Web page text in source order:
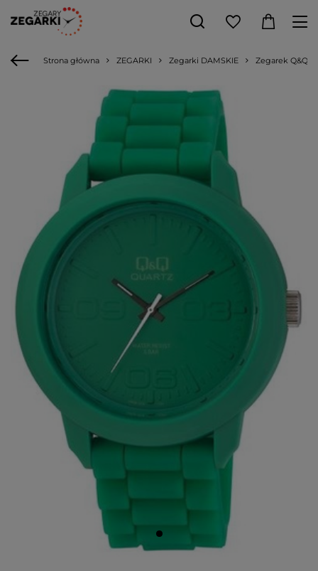
Strona główna ZEGARKI Zegarki DAMSKIE Zegarek Q&Q